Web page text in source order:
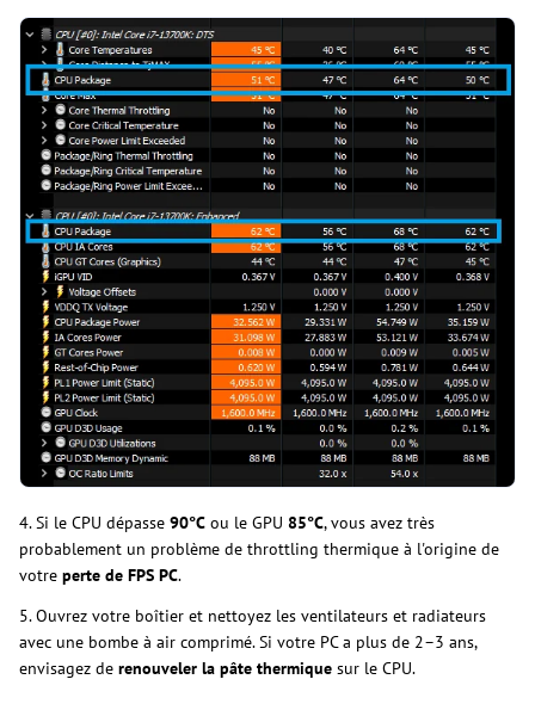
4. Si le CPU dépasse 90°C ou le GPU 85°C, vous avez très
probablement un problème de throttling thermique à l'origine de
votre perte de FPS PC.
5. Ouvrez votre boîtier et nettoyez les ventilateurs et radiateurs
avec une bombe à air comprimé. Si votre PC a plus de 2–3 ans,
envisagez de renouveler la pâte thermique sur le CPU.